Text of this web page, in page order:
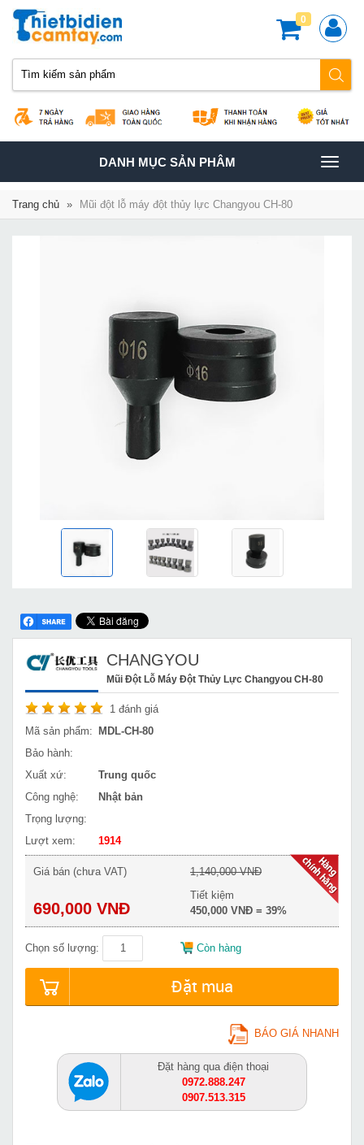
0
TOGGLE
NAVIGATION
DANH MỤC SẢN PHÂM
Trang chủ » Mũi đột lỗ máy đột thủy lực Changyou CH-80
CHANGYOU
Mũi Đột Lỗ Máy Đột Thủy Lực Changyou CH-80
1 đánh giá
Mã sản phẩm:
MDL-CH-80
Bảo hành:
Xuất xứ:
Trung quốc
Công nghệ:
Nhật bản
Trọng lượng:
Lượt xem:
1914
Giá bán (chưa VAT)
690,000 VNĐ
1,140,000 VNĐ
Tiết kiệm
450,000 VNĐ = 39%
Chọn số lượng: Còn hàng
Đặt mua
BÁO GIÁ NHANH
Đặt hàng qua điện thoại
0972.888.247
0907.513.315